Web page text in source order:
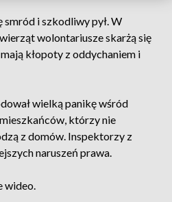
i szkodliwy pył. W
wolontariusze skarżą się
kłopoty z oddychaniem i
wielką panikę wśród
którzy nie
z domów. Inspektorzy z
naruszeń prawa.
wideo.